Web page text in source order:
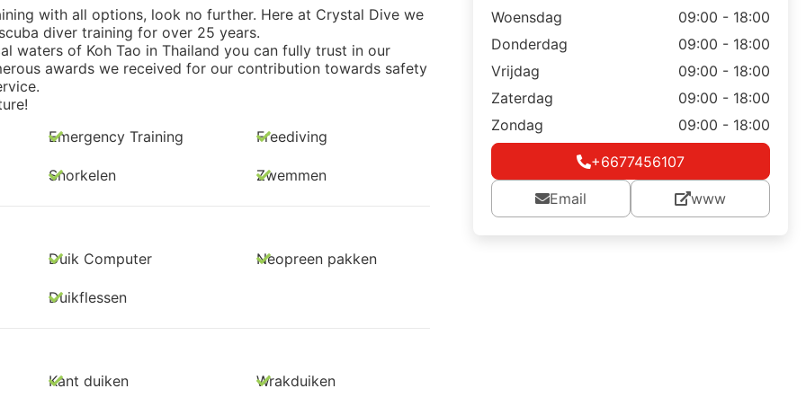
with all options, look no further. Here at Crystal Dive we
diver training for over 25 years.
waters of Koh Tao in Thailand you can fully trust in our
awards we received for our contribution towards safety
Emergency Training Freediving
Snorkelen Zwemmen
Duik Computer Neopreen pakken
Duikflessen
Kant duiken Wrakduiken
Woensdag
09:00 - 18:00
Donderdag
09:00 - 18:00
Vrijdag
09:00 - 18:00
Zaterdag
09:00 - 18:00
Zondag
09:00 - 18:00
+6677456107
Email www